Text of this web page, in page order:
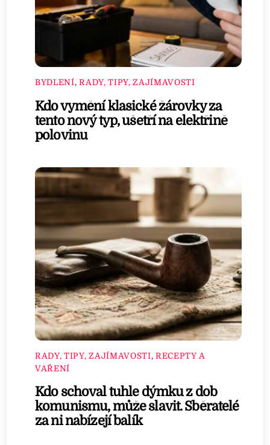
BYDLENÍ,RADY, TIPY, ZAJÍMAVOSTI
Kdo vymění klasické žárovky za
tento nový typ, ušetří na elektřině
polovinu
RADY, TIPY, ZAJÍMAVOSTI, RECEPTY A
VAŘENÍ
Kdo schoval tuhle dýmku z dob
komunismu, může slavit. Sběratelé
za ni nabízejí balík